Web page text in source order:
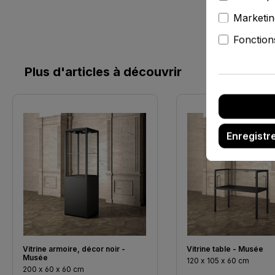
Plus d'articles à découvrir
Vitrine armoire, décor noir -
Musée
200 x 60 x 60 cm
Vitrine table - Musée
120 x 105 x 60 cm